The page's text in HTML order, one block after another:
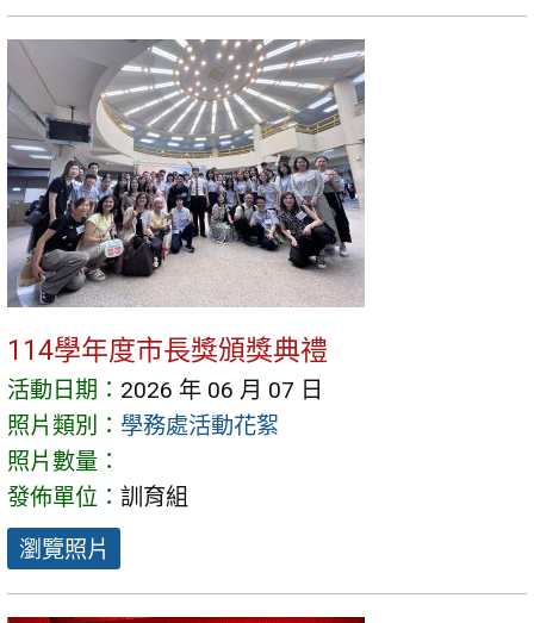
114學年度市長獎頒獎典禮
活動日期： 2026 年 06 月 07 日
照片類別： 學務處活動花絮
照片數量：
發佈單位： 訓育組
瀏覽照片